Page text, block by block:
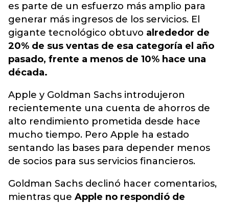
es parte de un esfuerzo más amplio para
generar más ingresos de los servicios. El
gigante tecnológico obtuvo alrededor de
20% de sus ventas de esa categoría el año
pasado, frente a menos de 10% hace una
década.
Apple y Goldman Sachs introdujeron
recientemente una cuenta de ahorros de
alto rendimiento prometida desde hace
mucho tiempo. Pero Apple ha estado
sentando las bases para depender menos
de socios para sus servicios financieros.
Goldman Sachs declinó hacer comentarios,
mientras que Apple no respondió de